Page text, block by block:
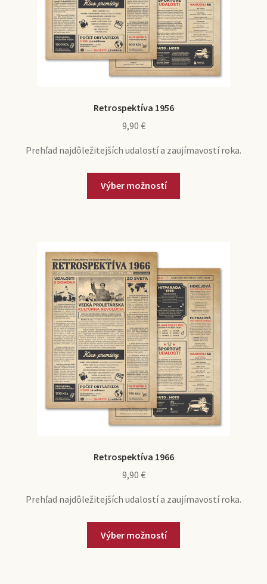
Retrospektíva 1956
9,90 €
Prehľad najdôležitejších udalostí a zaujímavostí roka.
Výber možností
Retrospektíva 1966
9,90 €
Prehľad najdôležitejších udalostí a zaujímavostí roka.
Výber možností